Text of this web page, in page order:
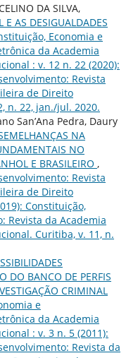
DA SILVA,
AS DESIGUALDADES
Economia e
da Academia
: v. 12 n. 22 (2020):
Revista
de Direito
n. 22, jan./jul. 2020.
San’Ana Pedra, Daury
NA
NO
E BRASILEIRO ,
Revista
de Direito
Constituição,
Revista da Academia
Curitiba, v. 11, n.
DO BANCO DE PERFIS
CRIMINAL
e
da Academia
: v. 3 n. 5 (2011):
Revista da